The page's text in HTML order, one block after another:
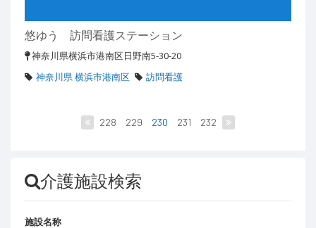
悠ゆう 訪問看護ステーション
神奈川県横浜市港南区日野南5-30-20
神奈川県 横浜市港南区
訪問看護
228 229 230 231 232
介護施設検索
施設名称